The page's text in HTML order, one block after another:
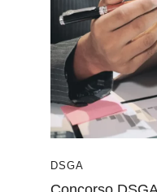
DSGA